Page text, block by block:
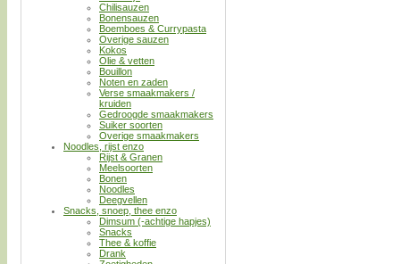
Chilisauzen
Bonensauzen
Boemboes & Currypasta
Overige sauzen
Kokos
Olie & vetten
Bouillon
Noten en zaden
Verse smaakmakers /
kruiden
Gedroogde smaakmakers
Suiker soorten
Overige smaakmakers
Noodles, rijst enzo
Rijst & Granen
Meelsoorten
Bonen
Noodles
Deegvellen
Snacks, snoep, thee enzo
Dimsum (-achtige hapjes)
Snacks
Thee & koffie
Drank